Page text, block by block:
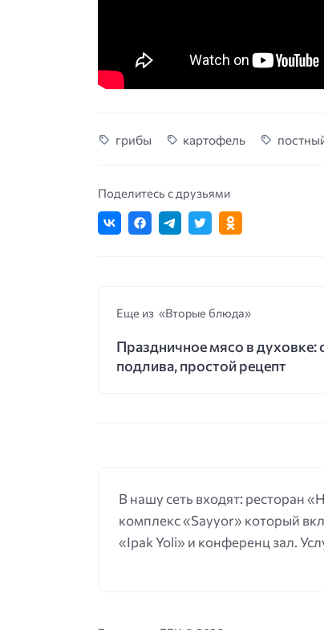
грибы картофель
Поделитесь с друзьями
Еще из «Вторые блюда»
Праздничное мясо в духовке:
подлива, простой рецепт
В нашу сеть входят: ресторан
комплекс «Sayyor» который
«Ipak Yoli» и конференц зал.